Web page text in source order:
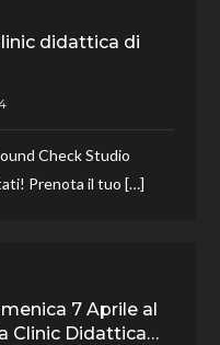
didattica di
Check Studio
Prenota il tuo […]
7 Aprile al
Clinic Didattica…